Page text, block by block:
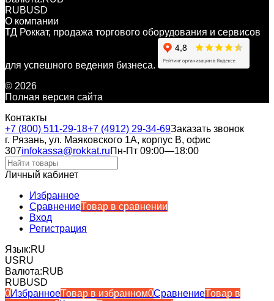
RUBUSD
О компании
ТД Роккат, продажа торгового оборудования и сервисов
для успешного ведения бизнеса.
© 2026
Полная версия сайта
Контакты
+7 (800) 511-29-18+7 (4912) 29-34-69Заказать звонок
г. Рязань, ул. Маяковского 1А, корпус B, офис
307infokassa@rokkat.ruПн-Пт 09:00—18:00
Личный кабинет
Избранное
СравнениеТовар в сравнении
Вход
Регистрация
Язык:RU
USRU
Валюта:RUB
RUBUSD
0ИзбранноеТовар в избранном0СравнениеТовар в